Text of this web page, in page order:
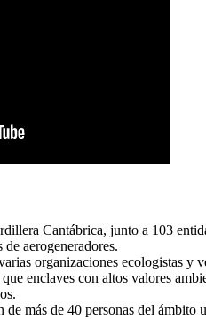
Cantábrica, junto a 103
aerogeneradores.
organizaciones ecologistas y
enclaves con altos valores
más de 40 personas del